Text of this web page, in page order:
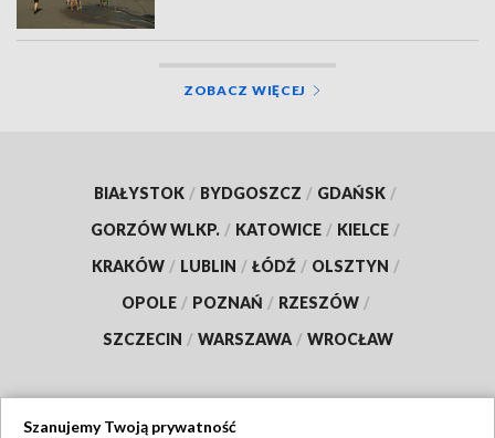
ZOBACZ WIĘCEJ
BIAŁYSTOK / BYDGOSZCZ / GDAŃSK /
GORZÓW WLKP. / KATOWICE / KIELCE /
KRAKÓW / LUBLIN / ŁÓDŹ / OLSZTYN /
OPOLE / POZNAŃ / RZESZÓW /
SZCZECIN / WARSZAWA / WROCŁAW
Szanujemy Twoją prywatność